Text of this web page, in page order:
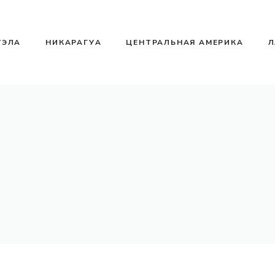
НИКАРАГУА ЦЕНТРАЛЬНАЯ АМЕРИКА